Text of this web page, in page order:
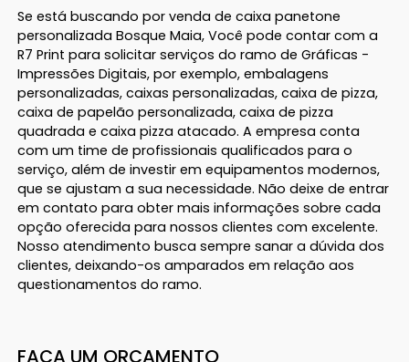
Se está buscando por venda de caixa panetone
personalizada Bosque Maia, Você pode contar com a
R7 Print para solicitar serviços do ramo de Gráficas -
Impressões Digitais, por exemplo, embalagens
personalizadas, caixas personalizadas, caixa de pizza,
caixa de papelão personalizada, caixa de pizza
quadrada e caixa pizza atacado. A empresa conta
com um time de profissionais qualificados para o
serviço, além de investir em equipamentos modernos,
que se ajustam a sua necessidade. Não deixe de entrar
em contato para obter mais informações sobre cada
opção oferecida para nossos clientes com excelente.
Nosso atendimento busca sempre sanar a dúvida dos
clientes, deixando-os amparados em relação aos
questionamentos do ramo.
FAÇA UM ORÇAMENTO